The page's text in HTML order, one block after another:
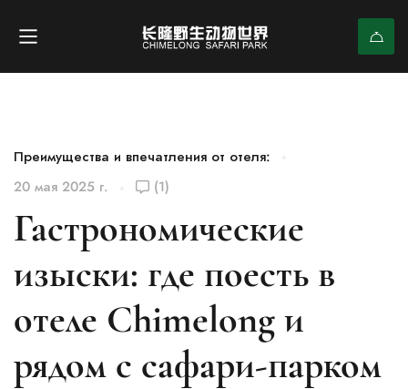
Преимущества и впечатления от отеля:
20 мая 2025 г.
(1)
Гастрономические
изыски: где поесть в
отеле Chimelong и
рядом с сафари-парком